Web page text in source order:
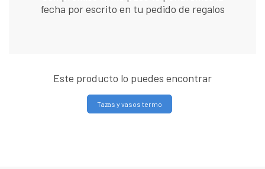
fecha por escrito en tu pedido de regalos
Este producto lo puedes encontrar
Tazas y vasos termo